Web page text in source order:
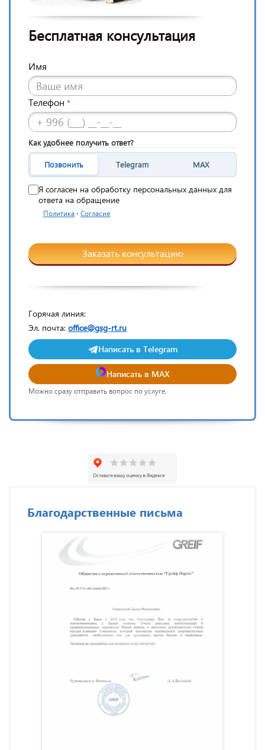
Бесплатная консультация
Имя
Телефон *
Как удобнее получить ответ?
Позвонить Telegram MAX
Я согласен на обработку персональных данных для
ответа на обращение
Политика · Согласие
Заказать консультацию
Горячая линия:
Эл. почта: office@gsg-rt.ru
Написать в Telegram
Написать в MAX
Можно сразу отправить вопрос по услуге.
Благодарственные письма